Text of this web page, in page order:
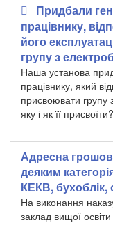
Придбали
працівнику,
його
групу з
Наша установа
працівнику, який
присвоювати групу
яку і як її присвоїти?
Адресна
деяким
КЕКВ, бухоблік,
На виконання
заклад вищої